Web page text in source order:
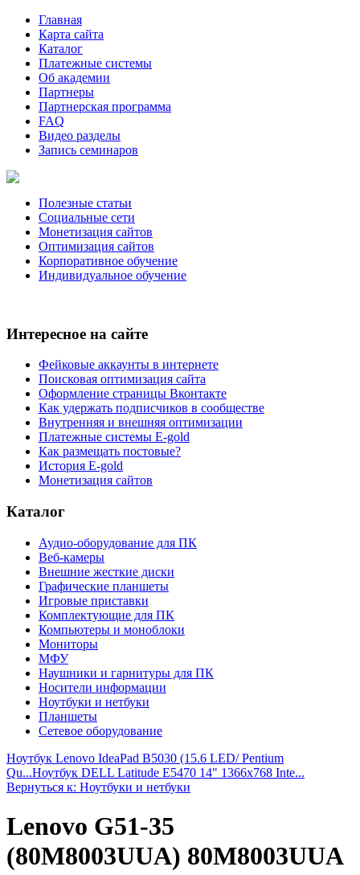
Главная
Карта сайта
Каталог
Платежные системы
Об академии
Партнеры
Партнерская программа
FAQ
Видео разделы
Запись семинаров
Полезные статьи
Социальные сети
Монетизация сайтов
Оптимизация сайтов
Корпоративное обучение
Индивидуальное обучение
Интересное на сайте
Фейковые аккаунты в интернете
Поисковая оптимизация сайта
Оформление страницы Вконтакте
Как удержать подписчиков в сообществе
Внутренняя и внешняя оптимизации
Платежные системы E-gold
Как размещать постовые?
История E-gold
Монетизация сайтов
Каталог
Аудио-оборудование для ПК
Веб-камеры
Внешние жесткие диски
Графические планшеты
Игровые приставки
Комплектующие для ПК
Компьютеры и моноблоки
Мониторы
МФУ
Наушники и гарнитуры для ПК
Носители информации
Ноутбуки и нетбуки
Планшеты
Сетевое оборудование
Ноутбук Lenovo IdeaPad B5030 (15.6 LED/ Pentium
Qu...Ноутбук DELL Latitude E5470 14" 1366x768 Inte...
Вернуться к: Ноутбуки и нетбуки
Lenovo G51-35
(80M8003UUA) 80M8003UUA